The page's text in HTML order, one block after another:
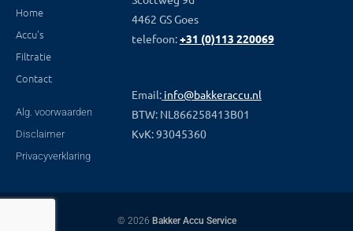
Home
Accu's
Filtratie
Contact
Alg. voorwaarden
Disclaimer
Privacyverklaring
4462 GS Goes
telefoon:+31 (0)113 220069
Email: info@bakkeraccu.nl
BTW: NL866258413B01
KvK: 93045360
© 2026 Bakker Accu Service